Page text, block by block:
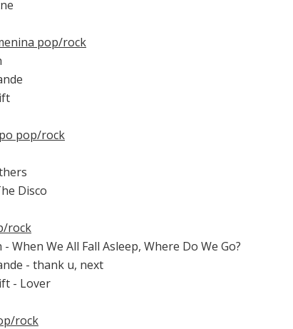
pop/rock
pop/rock
Disco
rock
- When We All Fall Asleep, Where Do We Go?
- thank u, next
- Lover
rock